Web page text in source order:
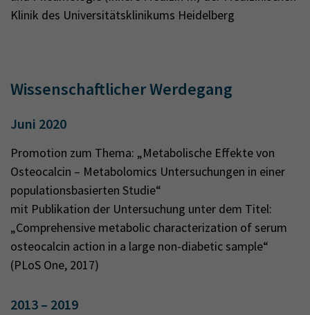
Klinik des Universitätsklinikums Heidelberg
Wissenschaftlicher Werdegang
Juni 2020
Promotion zum Thema: „Metabolische Effekte von
Osteocalcin – Metabolomics Untersuchungen in einer
populationsbasierten Studie“
mit Publikation der Untersuchung unter dem Titel:
„Comprehensive metabolic characterization of serum
osteocalcin action in a large non-diabetic sample“
(PLoS One, 2017)
2013 – 2019